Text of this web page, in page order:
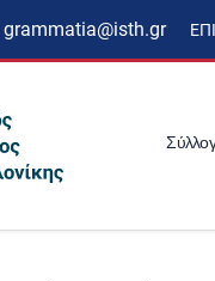
grammatia@isth.gr